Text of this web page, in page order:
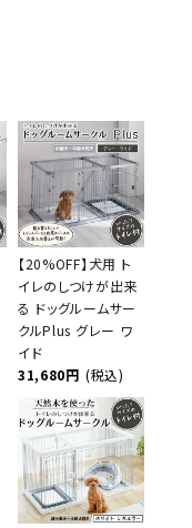
【20%OFF】犬用 ト
イレのしつけが出来
る ドッグルームサー
クルPlus グレー ワ
イド
31,680円 (税込)